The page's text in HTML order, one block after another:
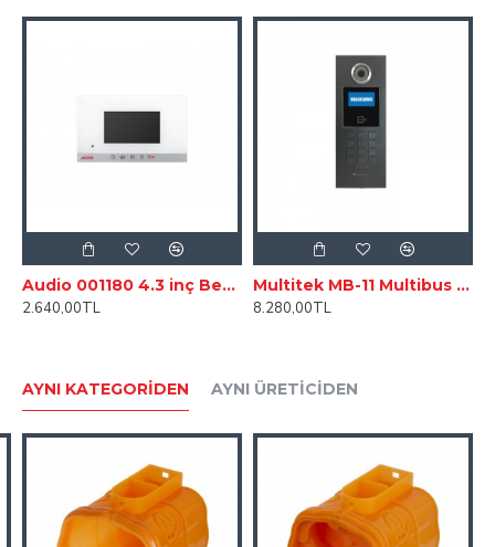
Otomasyon sisteminde bulunan beyin, modül ve şubelerin
Kablo cihazlara girdi ve çıktı şeklinde bağlantısı
Tesisat üzerinde OK-4 kablosu modülleri ile tek tek olarak
dolaşmalı ve ayrılmayacak şekilde olması gerekmektedir.
Audio 001180 4.3 inç Beyaz Bus Plus Görüntülü Diafon
2.640,00TL
Multitek MB-11 Multibus Lcd Ekranlı Şifreli Kameralı Zil Paneli
8.280,00TL
AYNI KATEGORIDEN AYNI ÜRETICIDEN